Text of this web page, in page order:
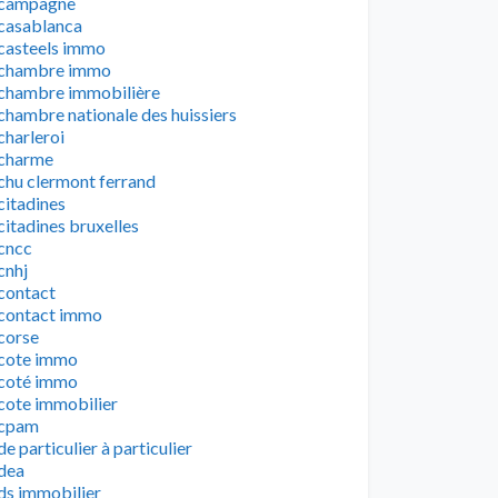
immo
immo
immobilière
nationale des huissiers
clermont ferrand
bruxelles
immo
immo
immo
immobilier
particulier à particulier
immobilier